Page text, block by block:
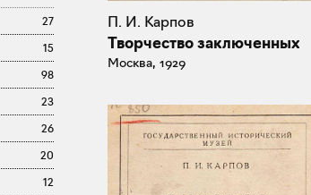
27
15
98
23
26
20
12
П. И. Карпов
Творчество заключенных
Москва, 1929